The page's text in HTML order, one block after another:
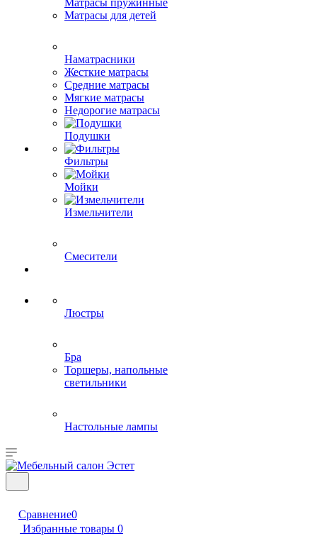
Матрасы пружинные
Матрасы для детей
Наматрасники
Жесткие матрасы
Средние матрасы
Мягкие матрасы
Недорогие матрасы
Подушки
Фильтры
Мойки
Измельчители
Смесители
Люстры
Бра
Торшеры, напольные
светильники
Настольные лампы
Сравнение0
Избранные товары 0